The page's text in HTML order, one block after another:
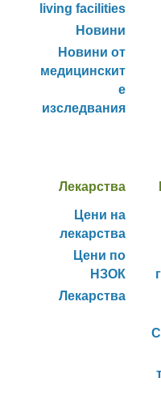
living facilities
Новини
Новини от
медицинскит
е
изследвания
Лекарства
Цени на
лекарства
Цени по
НЗОК
Лекарства